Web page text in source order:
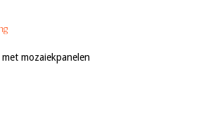
mozaiekpanelen